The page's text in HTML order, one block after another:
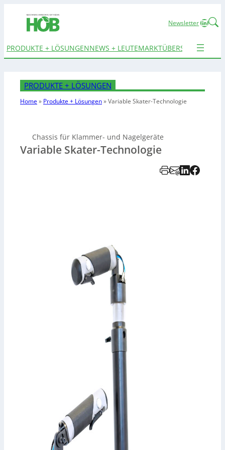
Newsletter
PRODUKTE + LÖSUNGENNEWS + LEUTEMARKTÜBERSICHTEN
PRODUKTE + LÖSUNGEN
Home» Produkte + Lösungen»Variable Skater-Technologie
Chassis für Klammer- und Nagelgeräte
Variable Skater-Technologie